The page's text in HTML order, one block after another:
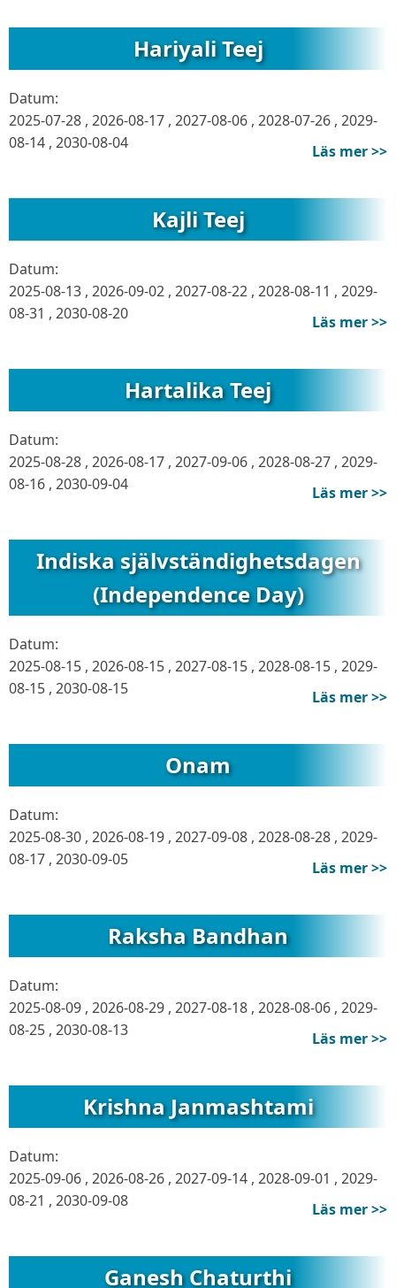
Hariyali Teej
Datum:
2025-07-28 , 2026-08-17 , 2027-08-06 , 2028-07-26 , 2029-
08-14 , 2030-08-04 Läs mer >>
Kajli Teej
Datum:
2025-08-13 , 2026-09-02 , 2027-08-22 , 2028-08-11 , 2029-
08-31 , 2030-08-20 Läs mer >>
Hartalika Teej
Datum:
2025-08-28 , 2026-08-17 , 2027-09-06 , 2028-08-27 , 2029-
08-16 , 2030-09-04 Läs mer >>
Indiska självständighetsdagen
(Independence Day)
Datum:
2025-08-15 , 2026-08-15 , 2027-08-15 , 2028-08-15 , 2029-
08-15 , 2030-08-15 Läs mer >>
Onam
Datum:
2025-08-30 , 2026-08-19 , 2027-09-08 , 2028-08-28 , 2029-
08-17 , 2030-09-05 Läs mer >>
Raksha Bandhan
Datum:
2025-08-09 , 2026-08-29 , 2027-08-18 , 2028-08-06 , 2029-
08-25 , 2030-08-13 Läs mer >>
Krishna Janmashtami
Datum:
2025-09-06 , 2026-08-26 , 2027-09-14 , 2028-09-01 , 2029-
08-21 , 2030-09-08 Läs mer >>
Ganesh Chaturthi